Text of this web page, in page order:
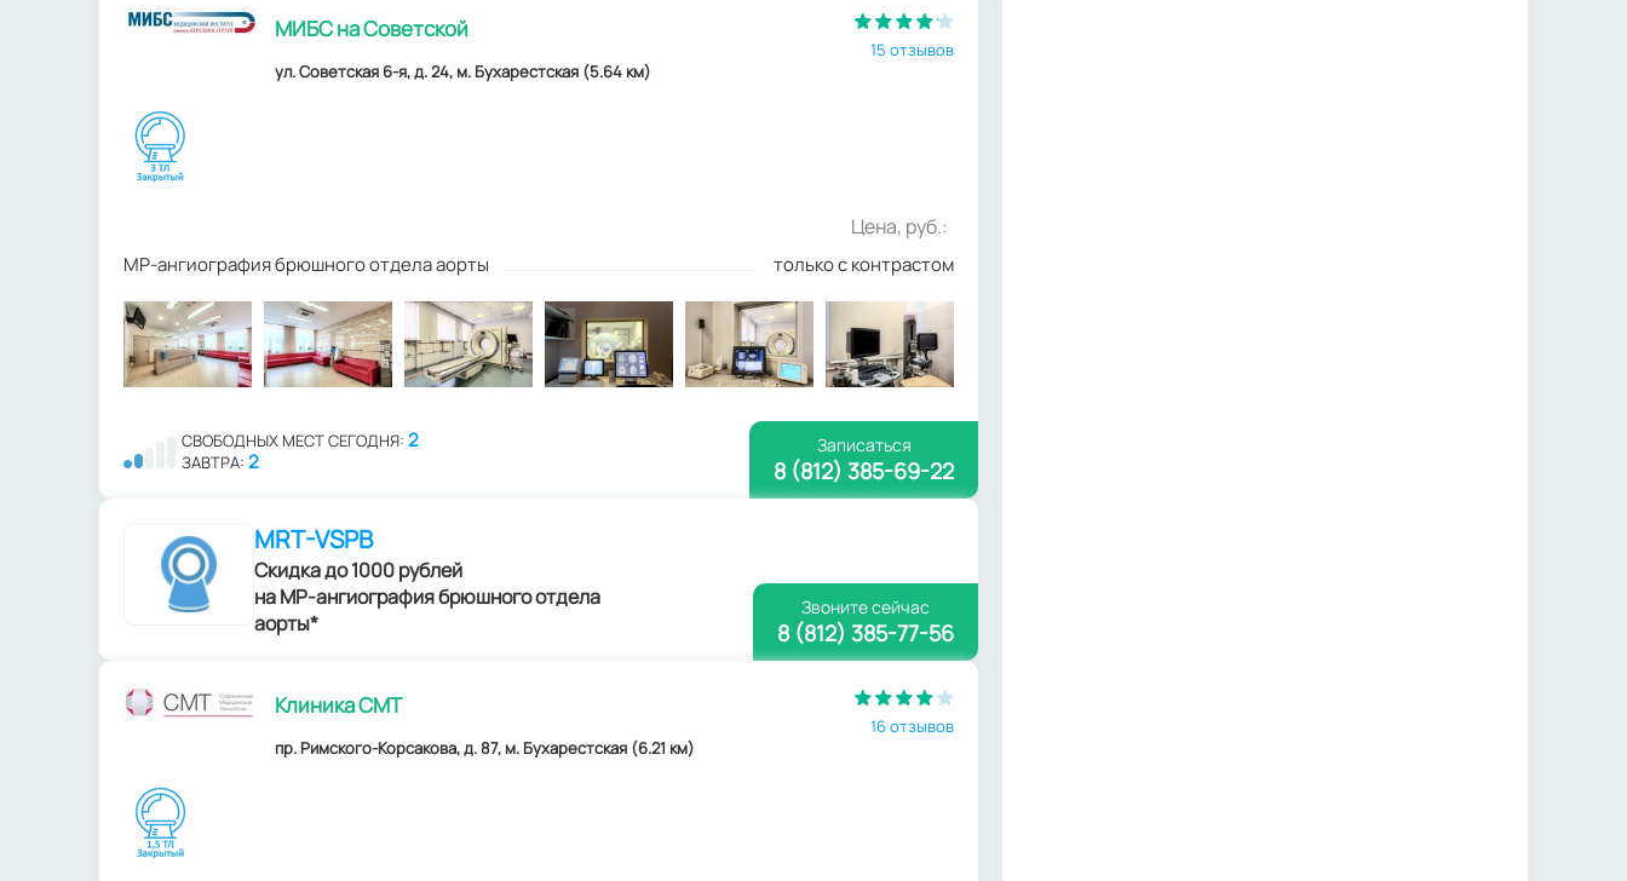
МИБС на Советской
ул. Советская 6-я, д. 24, м. Бухарестская (5.64 км)
15 отзывов
Цена, руб.:
МР-ангиография брюшного отдела аорты только с контрастом
СВОБОДНЫХ МЕСТ СЕГОДНЯ: 2
ЗАВТРА: 2
Записаться
8 (812) 385-69-22
MRT-VSPB
Скидка до 1000 рублей
на МР-ангиография брюшного отдела
аорты*
Звоните сейчас
8 (812) 385-77-56
Клиника СМТ
пр. Римского-Корсакова, д. 87, м. Бухарестская (6.21 км)
16 отзывов